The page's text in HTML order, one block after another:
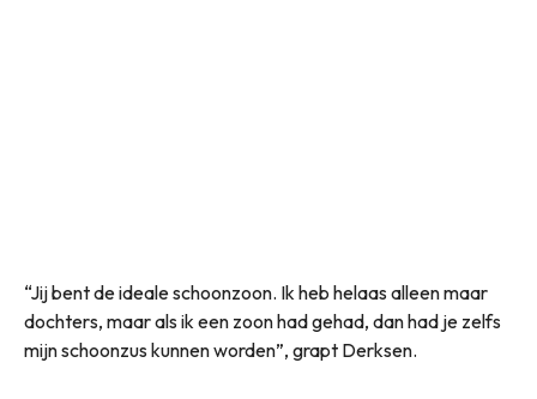
“Jij bent de ideale schoonzoon. Ik heb helaas alleen maar
dochters, maar als ik een zoon had gehad, dan had je zelfs
mijn schoonzus kunnen worden”, grapt Derksen.